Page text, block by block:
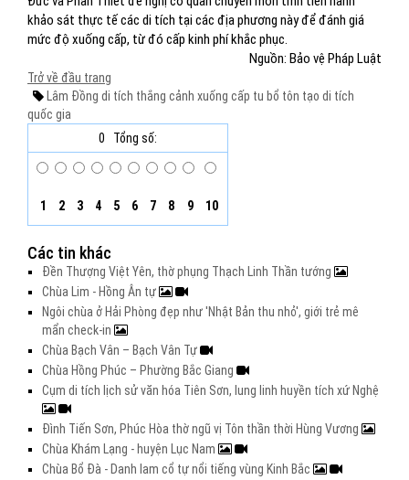
khảo sát thực tế các di tích tại các địa phương này để đánh giá
mức độ xuống cấp, từ đó cấp kinh phí khắc phục.
Nguồn: Bảo vệ Pháp Luật
Trở về đầu trang
Lâm Đồng di tích thắng cảnh xuống cấp tu bổ tôn tạo di tích
quốc gia
0
Tổng số:
1 2 3 4 5 6 7 8 9 10
Các tin khác
Đền Thượng Việt Yên, thờ phụng Thạch Linh Thần tướng
Chùa Lim - Hồng Ân tự
Ngôi chùa ở Hải Phòng đẹp như 'Nhật Bản thu nhỏ', giới trẻ mê
mẩn check-in
Chùa Bạch Vân – Bạch Vân Tự
Chùa Hồng Phúc – Phường Bắc Giang
Cụm di tích lịch sử văn hóa Tiên Sơn, lung linh huyền tích xứ Nghệ
Đình Tiến Sơn, Phúc Hòa thờ ngũ vị Tôn thần thời Hùng Vương
Chùa Khám Lạng - huyện Lục Nam
Chùa Bổ Đà - Danh lam cổ tự nổi tiếng vùng Kinh Bắc